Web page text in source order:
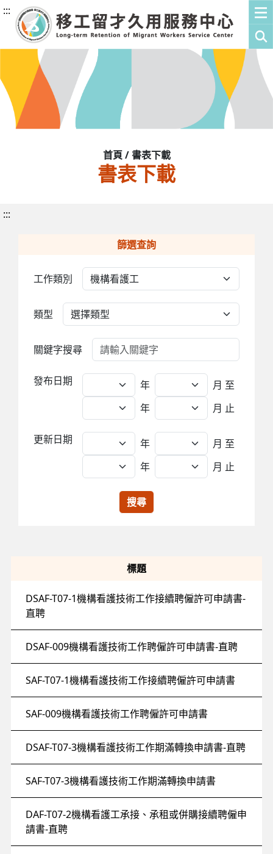
:::
首頁 / 書表下載
書表下載
:::
篩選查詢
工作類別
類型
關鍵字搜尋
發布日期 年 月 至
年
月 止
更新日期 年 月 至
年
月 止
搜尋
標題
DSAF-T07-1機構看護技術工作接續聘僱許可申請書-
直聘
DSAF-009機構看護技術工作聘僱許可申請書-直聘
SAF-T07-1機構看護技術工作接續聘僱許可申請書
SAF-009機構看護技術工作聘僱許可申請書
DSAF-T07-3機構看護技術工作期滿轉換申請書-直聘
SAF-T07-3機構看護技術工作期滿轉換申請書
DAF-T07-2機構看護工承接、承租或併購接續聘僱申
請書-直聘